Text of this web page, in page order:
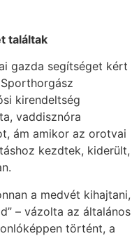
találtak
gazda segítséget kért
kirendeltség
vaddisznóra
ám amikor az orotvai
kezdtek, kiderült,
a medvét kihajtani,
– vázolta az általános
történt, a